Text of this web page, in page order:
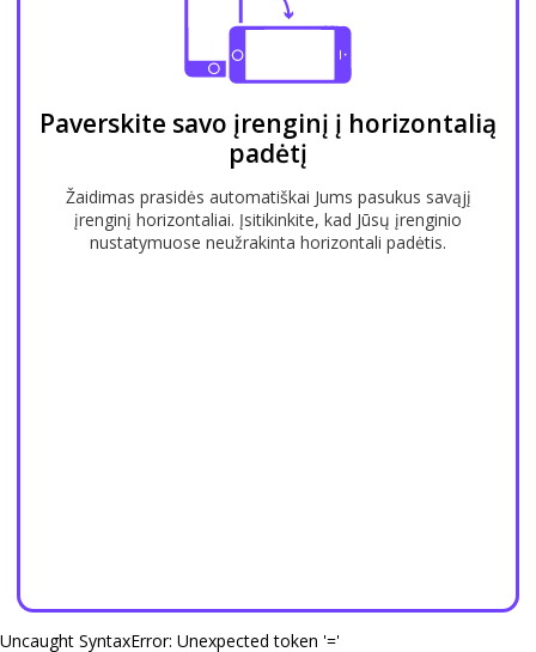
Paverskite savo įrenginį į horizontalią
padėtį
Žaidimas prasidės automatiškai Jums pasukus savąjį
įrenginį horizontaliai. Įsitikinkite, kad Jūsų įrenginio
nustatymuose neužrakinta horizontali padėtis.
Uncaught SyntaxError: Unexpected token '='